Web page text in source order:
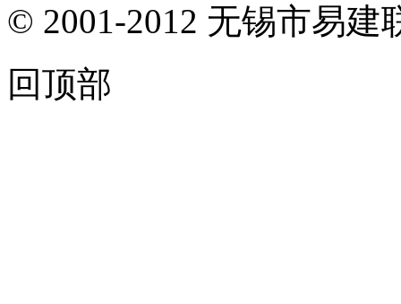
© 2001-2012 无锡市易建
回顶部